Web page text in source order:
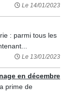
Le 14/01/2023
: parmi tous les
Le 13/01/2023
en décembre
prime de